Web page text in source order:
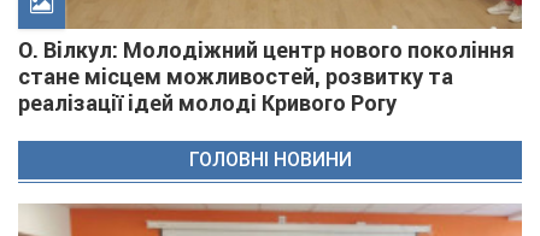
О. Вілкул: Молодіжний центр нового покоління
стане місцем можливостей, розвитку та
реалізації ідей молоді Кривого Рогу
ГОЛОВНІ НОВИНИ